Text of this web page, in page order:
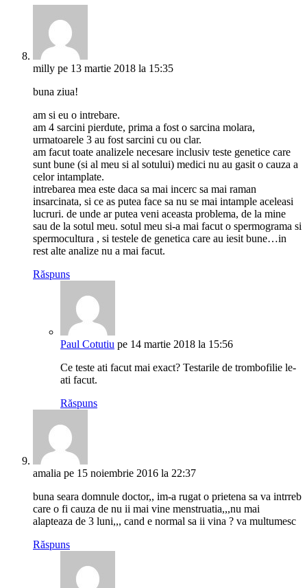
milly pe 13 martie 2018 la 15:35
buna ziua!
am si eu o intrebare.
am 4 sarcini pierdute, prima a fost o sarcina molara,
urmatoarele 3 au fost sarcini cu ou clar.
am facut toate analizele necesare inclusiv teste genetice care
sunt bune (si al meu si al sotului) medici nu au gasit o cauza a
celor intamplate.
intrebarea mea este daca sa mai incerc sa mai raman
insarcinata, si ce as putea face sa nu se mai intample aceleasi
lucruri. de unde ar putea veni aceasta problema, de la mine
sau de la sotul meu. sotul meu si-a mai facut o spermograma si
spermocultura , si testele de genetica care au iesit bune…in
rest alte analize nu a mai facut.
Răspuns
Paul Cotutiu pe 14 martie 2018 la 15:56
Ce teste ati facut mai exact? Testarile de trombofilie le-
ati facut.
Răspuns
amalia pe 15 noiembrie 2016 la 22:37
buna seara domnule doctor,, im-a rugat o prietena sa va intrreb
care o fi cauza de nu ii mai vine menstruatia,,,nu mai
alapteaza de 3 luni,,, cand e normal sa ii vina ? va multumesc
Răspuns